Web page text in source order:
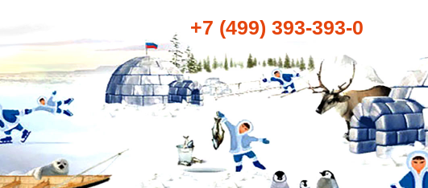
+7 (499) 393-393-0